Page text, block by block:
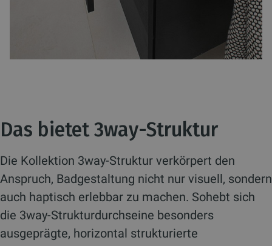
Das bietet 3way-Struktur
Die Kollektion 3way-Struktur verkörpert den
Anspruch, Badgestaltung nicht nur visuell, sondern
auch haptisch erlebbar zu machen. Sohebt sich
die 3way-Strukturdurchseine besonders
ausgeprägte, horizontal strukturierte